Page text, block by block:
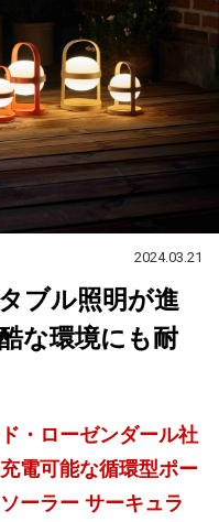
2024.03.21
ブル照明が進
な環境にも耐
・ローゼンダール社
電可能な循環型ポー
ーラー サーキュラ